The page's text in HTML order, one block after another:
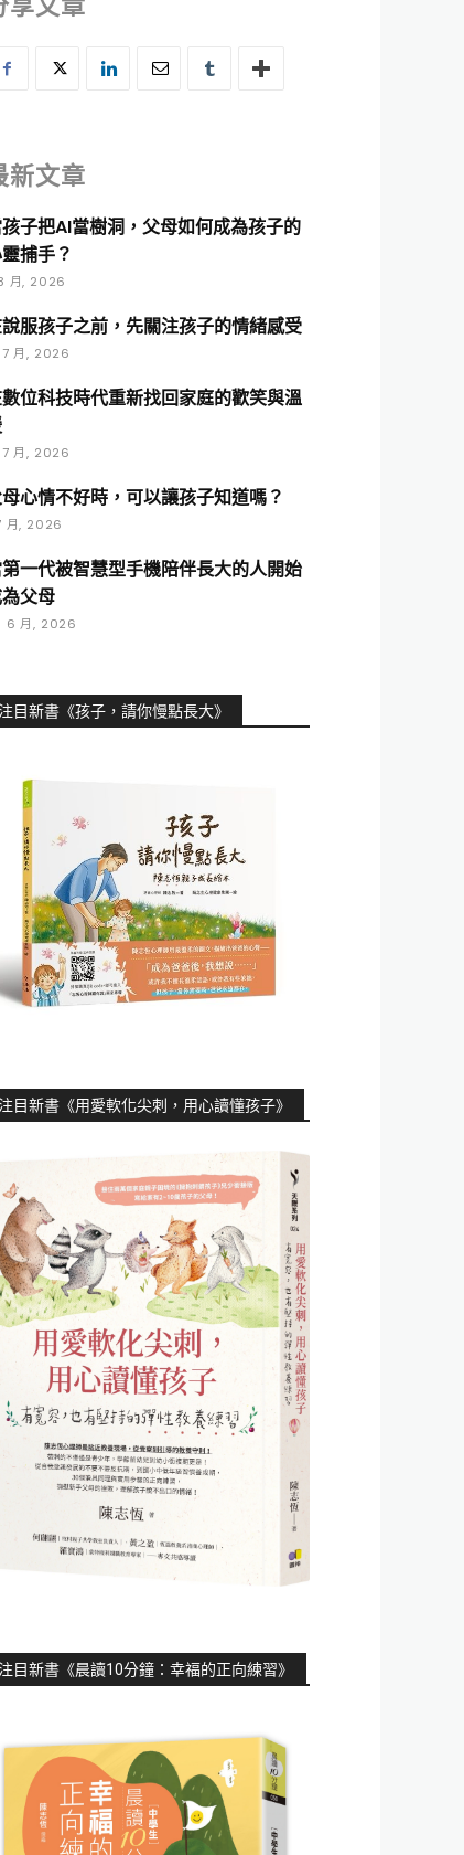
新文章
子把AI當樹洞，父母如何成為孩子的
捕手？
月, 2026
服孩子之前，先關注孩子的情緒感受
7 月, 2026
位科技時代重新找回家庭的歡笑與溫
7 月, 2026
心情不好時，可以讓孩子知道嗎？
月, 2026
一代被智慧型手機陪伴長大的人開始
父母
6 月, 2026
注目新書《孩子，請你慢點長大》
注目新書《用愛軟化尖刺，用心讀懂孩子》
注目新書《晨讀10分鐘：幸福的正向練習》